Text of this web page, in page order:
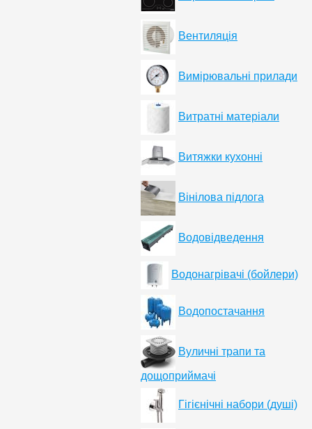
Вентиляція
Вимірювальні прилади
Витратні матеріали
Витяжки кухонні
Вінілова підлога
Водовідведення
Водонагрівачі (бойлери)
Водопостачання
Вуличні трапи та
дощоприймачі
Гігієнічні набори (душі)